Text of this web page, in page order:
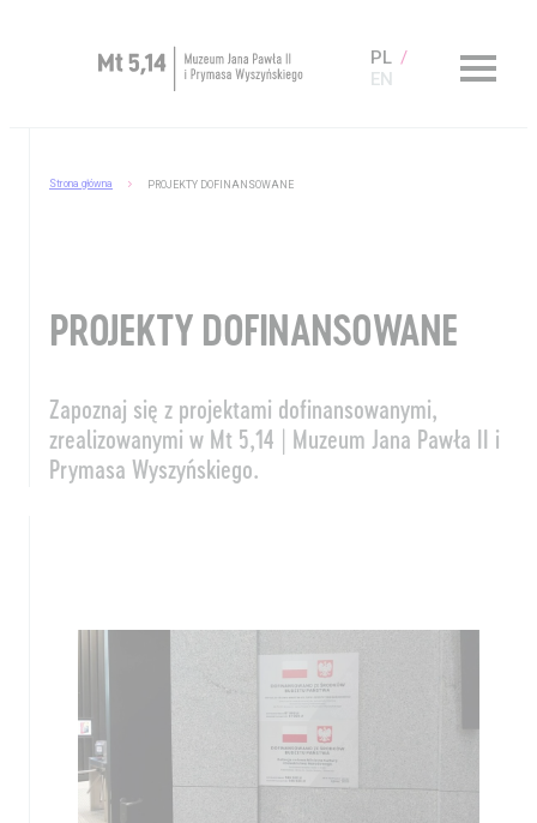
PL
EN
Zaplanuj wizytę
Kup bilet
Strona główna PROJEKTY DOFINANSOWANE
PROJEKTY DOFINANSOWANE
Zapoznaj się z projektami dofinansowanymi,
zrealizowanymi w Mt 5,14 | Muzeum Jana Pawła II i
Prymasa Wyszyńskiego.